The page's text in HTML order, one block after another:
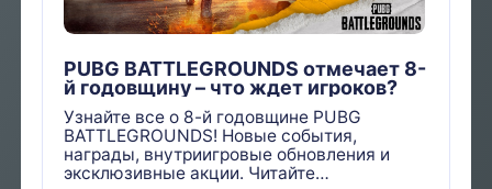
PUBG BATTLEGROUNDS отмечает 8-
й годовщину – что ждет игроков?
Узнайте все о 8-й годовщине PUBG
BATTLEGROUNDS! Новые события,
награды, внутриигровые обновления и
эксклюзивные акции. Читайте